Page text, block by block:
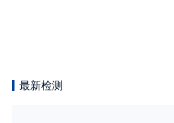
最新检测